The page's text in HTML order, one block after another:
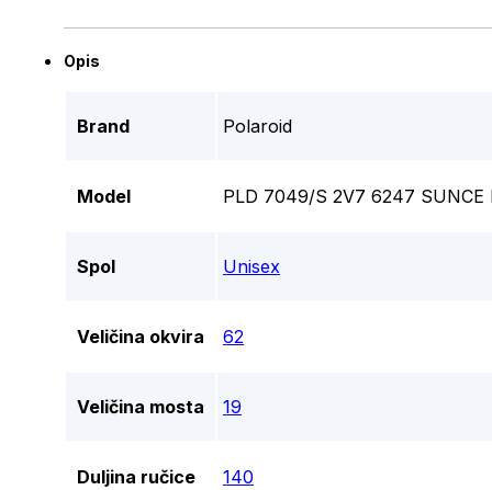
Opis
Brand Polaroid
Model PLD 7049/S 2V7 6247 SUNCE
Spol Unisex
Veličina okvira 62
Veličina mosta 19
Duljina ručice 140